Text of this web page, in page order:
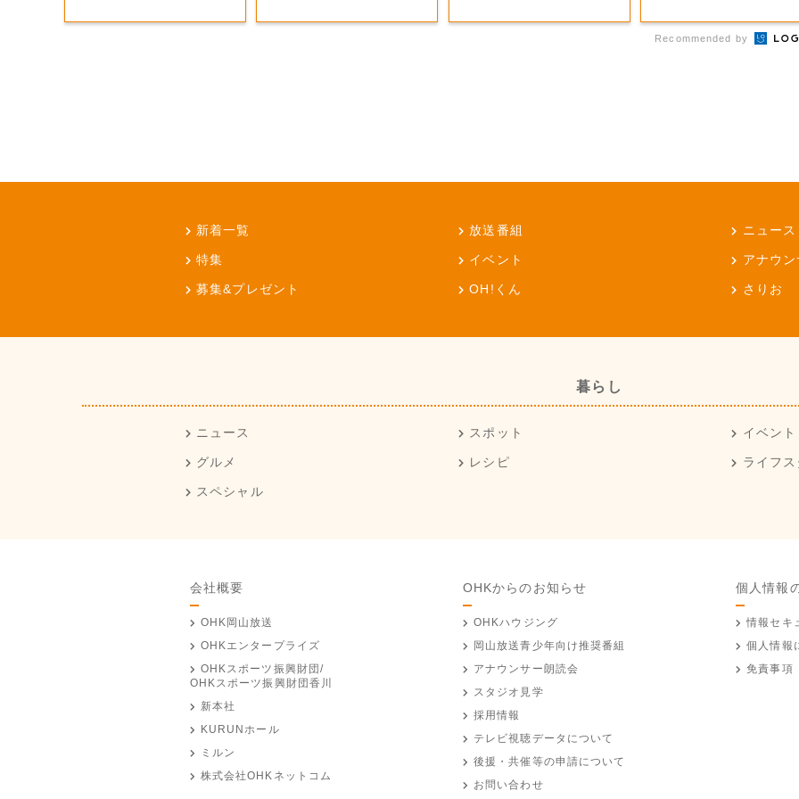
Recommended by
新着一覧 放送番組 ニュース
特集 イベント アナウ
募集&プレゼント OH!くん さりお
暮らし
ニュース スポット イベント
グルメ レシピ ライフ
スペシャル
会社概要
OHK岡山放送
OHKエンタープライズ
OHKスポーツ振興財団/
OHKスポーツ振興財団香川
新本社
KURUNホール
ミルン
株式会社OHKネットコム
OHKからのお知らせ
OHKハウジング
岡山放送青少年向け推奨番組
アナウンサー朗読会
スタジオ見学
採用情報
テレビ視聴データについて
後援・共催等の申請について
お問い合わせ
個人情報
情報セキ
個人情報
免責事項